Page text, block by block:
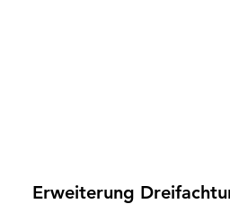
Erweiterung